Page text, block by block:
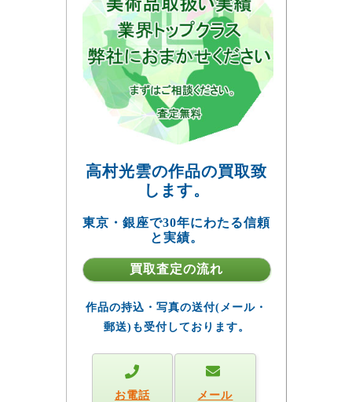
高村光雲の作品の買取致
します。
東京・銀座で30年にわたる信頼
と実績。
買取査定の流れ
作品の持込・写真の送付(メール・
郵送)も受付しております。
お電話 メール